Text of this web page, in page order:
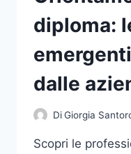
diploma:
dalle
DiGiorgia
Scopri le